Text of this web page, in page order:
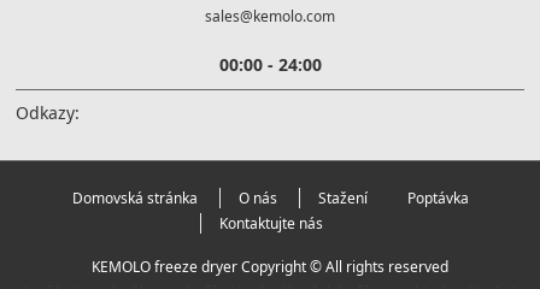
sales@kemolo.com
00:00 - 24:00
Odkazy:
Domovská stránka O nás Stažení
Poptávka
Kontaktujte nás
KEMOLO freeze dryer Copyright © All rights reserved